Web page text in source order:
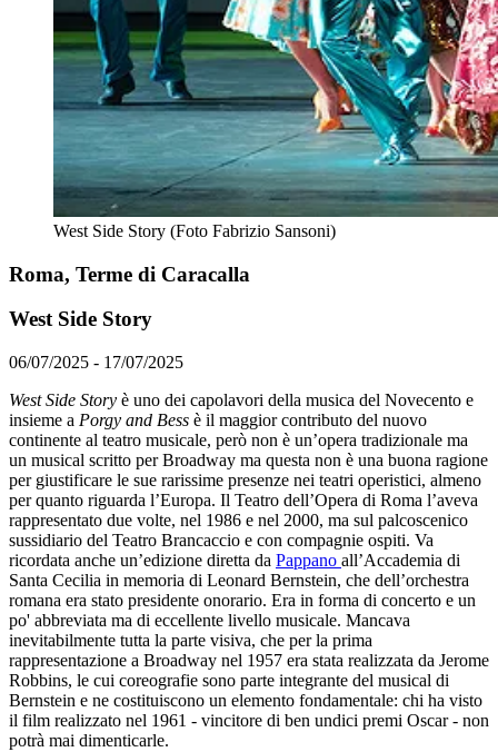
West Side Story (Foto Fabrizio Sansoni)
Roma, Terme di Caracalla
West Side Story
06/07/2025 - 17/07/2025
West Side Story è uno dei capolavori della musica del Novecento e
insieme a Porgy and Bess è il maggior contributo del nuovo
continente al teatro musicale, però non è un’opera tradizionale ma
un musical scritto per Broadway ma questa non è una buona ragione
per giustificare le sue rarissime presenze nei teatri operistici, almeno
per quanto riguarda l’Europa. Il Teatro dell’Opera di Roma l’aveva
rappresentato due volte, nel 1986 e nel 2000, ma sul palcoscenico
sussidiario del Teatro Brancaccio e con compagnie ospiti. Va
ricordata anche un’edizione diretta da Pappano all’Accademia di
Santa Cecilia in memoria di Leonard Bernstein, che dell’orchestra
romana era stato presidente onorario. Era in forma di concerto e un
po' abbreviata ma di eccellente livello musicale. Mancava
inevitabilmente tutta la parte visiva, che per la prima
rappresentazione a Broadway nel 1957 era stata realizzata da Jerome
Robbins, le cui coreografie sono parte integrante del musical di
Bernstein e ne costituiscono un elemento fondamentale: chi ha visto
il film realizzato nel 1961 - vincitore di ben undici premi Oscar - non
potrà mai dimenticarle.